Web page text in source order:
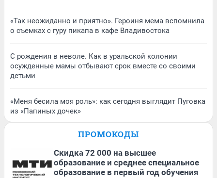
«Так неожиданно и приятно». Героиня мема вспомнила
о съемках с гуру пикапа в кафе Владивостока
С рождения в неволе. Как в уральской колонии
осужденные мамы отбывают срок вместе со своими
детьми
«Меня бесила моя роль»: как сегодня выглядит Пуговка
из «Папиных дочек»
ПРОМОКОДЫ
Скидка 72 000 на высшее
образование и среднее специальное
образование в первый год обучения